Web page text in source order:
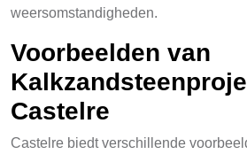
weersomstandigheden.
Voorbeelden van
Castelre
Castelre biedt verschillende